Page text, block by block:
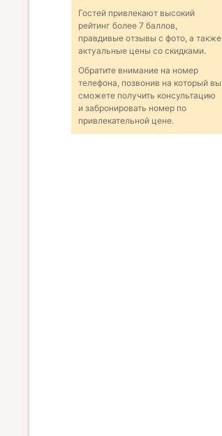
Гостей привлекают высокий
рейтинг более 7 баллов,
правдивые отзывы с фото, а также
актуальные цены со скидками.
Обратите внимание на номер
телефона, позвонив на который вы
сможете получить консультацию
и забронировать номер по
привлекательной цене.